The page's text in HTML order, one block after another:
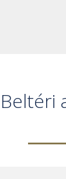
Beltéri